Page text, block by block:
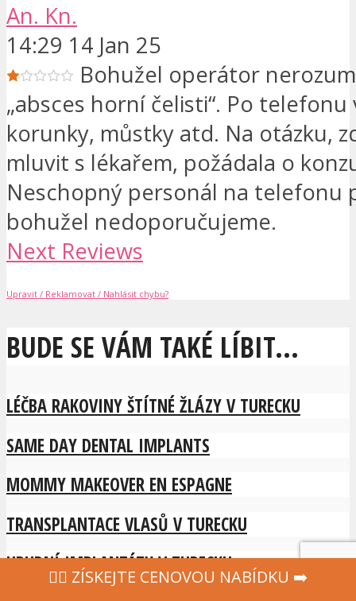
An. Kn.
14:29 14 Jan 25
Bohužel operátor
„absces horní čelisti“. Po telefonu
korunky, můstky atd. Na otázku,
mluvit s lékařem, požádala o
Neschopný personál na telefonu
bohužel nedoporučujeme.
Next Reviews
Upravit / Reklamovat / Nahlásit chybu?
BUDE SE VÁM TAKÉ LÍBIT...
LÉČBA RAKOVINY ŠTÍTNÉ ŽLÁZY V TURECKU
SAME DAY DENTAL IMPLANTS
MOMMY MAKEOVER EN ESPAGNE
TRANSPLANTACE VLASŮ V TURECKU
HRUDNÍ IMPLANTÁTY V TURECKU
‍👩‍⚕ ZÍSKEJTE CENOVOU NABÍDKU ➡️